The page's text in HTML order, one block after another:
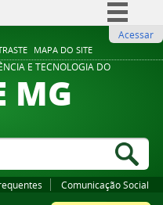
MAPA DO SITE
Comunica BR
Participe
Legislação
Acessar
E TECNOLOGIA DO
MG
Comunicação Social